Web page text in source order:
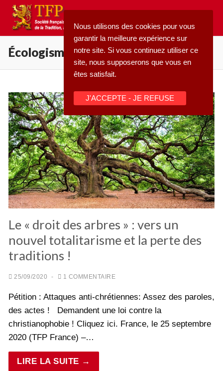
Aller
contenu
:
Accueil
Pétition
Qu’est-ce que la TFP
Action
Blog
Médiathèque
Écologisme
Le « droit des arbres » : vers un
nouvel totalitarisme et la perte des
traditions !
25/09/2020 - 1 COMMENTAIRE
Pétition : Attaques anti-chrétiennes: Assez des paroles,
des actes ! Demandent une loi contre la
christianophobie ! Cliquez ici. France, le 25 septembre
2020 (TFP France) –…
LIRE LA SUITE →
Nous utilisons des cookies pour vous
garantir la meilleure expérience sur
notre site. Si vous continuez utiliser ce
site, nous supposerons que vous en
êtes satisfait.
J'ACCEPTE - JE REFUSE